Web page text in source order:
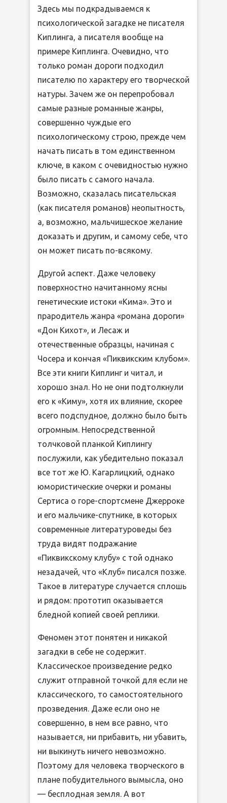
Здесь мы подкрадываемся к
психологической загадке не писателя
Киплинга, а писателя вообще на
примере Киплинга. Очевидно, что
только роман дороги подходил
писателю по характеру его творческой
натуры. Зачем же он перепробовал
самые разные романные жанры,
совершенно чуждые его
психологическому строю, прежде чем
начать писать в том единственном
ключе, в каком с очевидностью нужно
было писать с самого начала.
Возможно, сказалась писательская
(как писателя романов) неопытность,
а, возможно, мальчишеское желание
доказать и другим, и самому себе, что
он может писать по-всякому.
Другой аспект. Даже человеку
поверхностно начитанному ясны
генетические истоки «Кима». Это и
прародитель жанра «романа дороги»
«Дон Кихот», и Лесаж и
отечественные образцы, начиная с
Чосера и кончая «Пиквикским клубом».
Все эти книги Киплинг и читал, и
хорошо знал. Но не они подтолкнули
его к «Киму», хотя их влияние, скорее
всего подспудное, должно было быть
огромным. Непосредственной
толчковой планкой Киплингу
послужили, как убедительно показал
все тот же Ю. Кагарлицкий, однако
юмористические очерки и романы
Сертиса о горе-спортсмене Джерроке
и его мальчике-спутнике, в которых
современные литературоведы без
труда видят подражание
«Пиквикскому клубу» с той однако
незадачей, что «Клуб» писался позже.
Такое в литературе случается сплошь
и рядом: прототип оказывается
бледной копией своей реплики.
Феномен этот понятен и никакой
загадки в себе не содержит.
Классическое произведение редко
служит отправной точкой для если не
классического, то самостоятельного
прозведения. Даже если оно не
совершенно, в нем все равно, что
называется, ни прибавить, ни убавить,
ни выкинуть ничего невозможно.
Поэтому для человека творческого в
плане побудительного вымысла, оно
— бесплодная земля. А вот